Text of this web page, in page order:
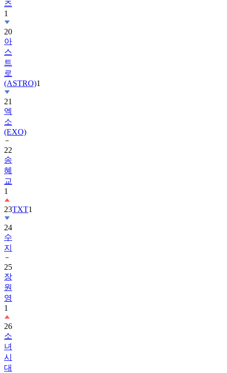
20
아
스
트
로
(ASTRO)
21
엑
소
(EXO)
22
송
혜
교
1
23
24
수
지
25
장
원
영
1
26
소
녀
시
대
1